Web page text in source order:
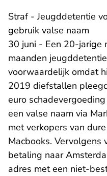
Straf - Jeugddetentie
gebruik valse naam
30 juni - Een 20-jarige
maanden
voorwaardelijk omdat
2019 diefstallen
euro
een valse naam via
met verkopers van
Macbooks. Vervolgens
betaling naar
adres met een niet-